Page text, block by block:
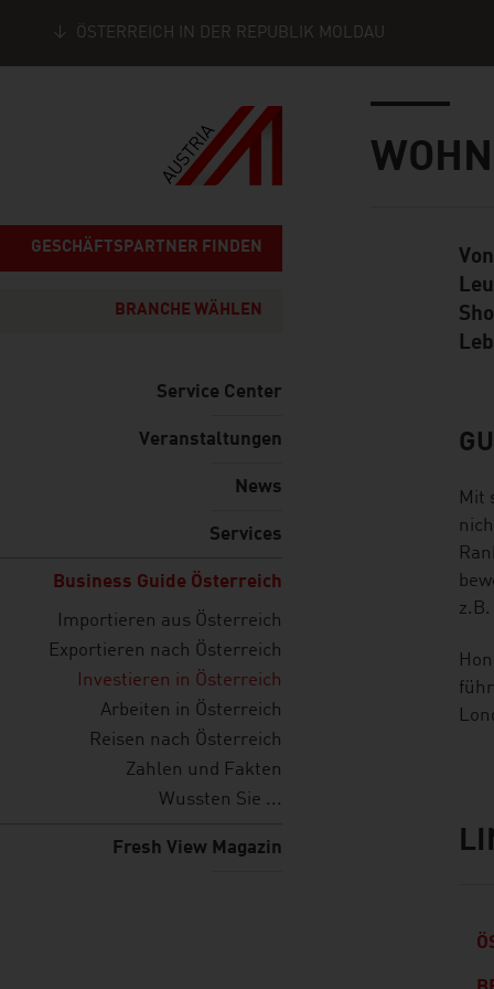
ÖSTERREICH IN DER REPUBLIK MOLDAU
GESCHÄFTSPARTNER FINDEN
BRANCHE WÄHLEN
Service Center
Veranstaltungen
News
Services
Business Guide Österreich
Importieren aus Österreich
Exportieren nach Österreich
Investieren in Österreich
Arbeiten in Österreich
Reisen nach Österreich
Zahlen und Fakten
Wussten Sie ...
Fresh View Magazin
Standard
Mit